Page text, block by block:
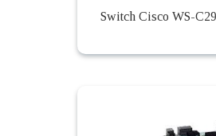
Switch Cisco WS-